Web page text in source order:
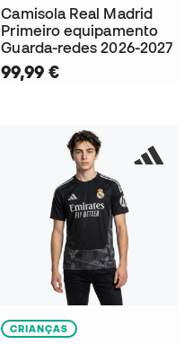
Camisola Real Madrid
Primeiro equipamento
Guarda-redes 2026-2027
99,99 €
CRIANÇAS